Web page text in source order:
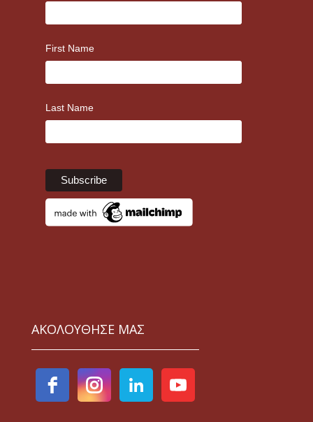
First Name
Last Name
ΑΚΟΛΟΥΘΗΣΕ ΜΑΣ